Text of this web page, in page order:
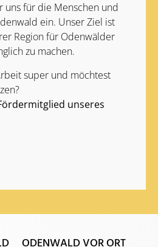
uns für die Menschen und
ein. Unser Ziel ist
Region für Odenwälder
zu machen.
super und möchtest
unseres